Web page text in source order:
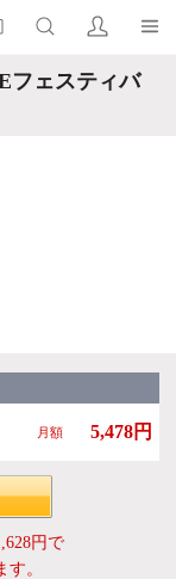
フェスティバ
月額 5,478円
円で
。